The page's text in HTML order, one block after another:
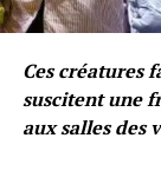
Ces créatures
suscitent une
aux salles des